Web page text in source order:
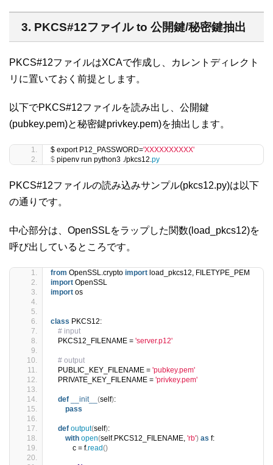
3. PKCS#12ファイル to 公開鍵/秘密鍵抽出
PKCS#12ファイルはXCAで作成し、カレントディレクト
リに置いておく前提とします。
以下でPKCS#12ファイルを読み出し、公開鍵
(pubkey.pem)と秘密鍵privkey.pem)を抽出します。
$ export P12_PASSWORD='XXXXXXXXXX'
$ pipenv run python3 ./pkcs12.py
PKCS#12ファイルの読み込みサンプル(pkcs12.py)は以下
の通りです。
中心部分は、OpenSSLをラップした関数(load_pkcs12)を
呼び出しているところです。
from OpenSSL.crypto import load_pkcs12, FILETYPE_PEM
import OpenSSL
import os
class PKCS12:
# input
    PKCS12_FILENAME =
'server.p12'
# output
    PUBLIC_KEY_FILENAME =
'pubkey.pem'
    PRIVATE_KEY_FILENAME =
'privkey.pem'
def __init__ (self):
pass
def output(self):
with open(self.PKCS12_FILENAME, 'rb') as f:
            c = f.
read()